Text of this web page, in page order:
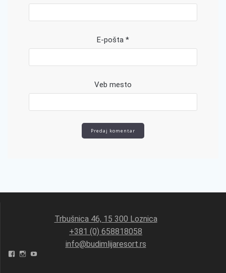
E-pošta *
Veb mesto
Trbušnica 46, 15 300 Loznica
+381 (0) 658818058
info@budimlijaresort.rs
FacebookInstagram